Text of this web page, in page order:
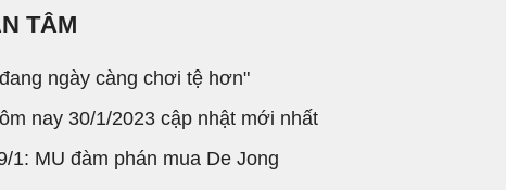
TÂM
ngày càng chơi tệ hơn"
nay 30/1/2023 cập nhật mới nhất
1: MU đàm phán mua De Jong